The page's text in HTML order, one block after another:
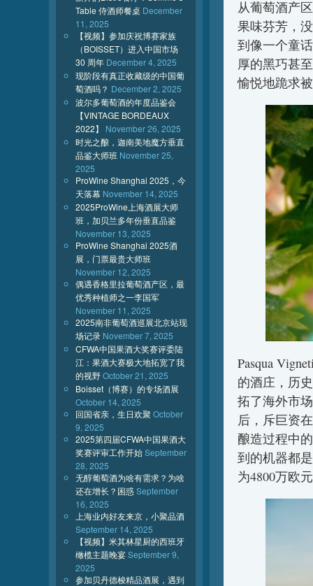
从葡萄酒产
果味芬芳，
到像一个童
厚的黑巧甚
愉悦地跪求
Pasqua
的酒庄，历
拓了海外市
后，斥巨资
酿造过程中
到的机器都
为4800万欧
Table 侍酒师餐桌 December
11, 2025
【视频】参加庆祝博赛家族
（BOISSET）进入中国市场
30 周年 December 4, 2025
现阶段有真正收藏级的中国葡
萄酒吗？ December 2, 2025
波尔多葡萄酒的年度品鉴会
【VINTAGE BORDEAUX
2022】
November 26, 2025
时光之酿，迦南美地魔方垂直
品鉴大师班 November 25,
2025
ProWine Shanghai 2025，今
天落幕 November 14, 2025
2025ProWine上海酒展大师
班，加贝兰多年份垂直品鉴
November 13, 2025
ProWine Shanghai 2025酒
展，门票最贵大师班
November 12, 2025
偶遇香格里拉葡萄酒产区，最
优秀种植师之一李国军
November 11, 2025
2025南非葡萄酒巡展北京站现
场记录 November 7, 2025
CFWA中国果酒大奖赛评委陆
江：果酒大赛极大地拓宽了我
的视野October 21, 2025
Boisset（博赛）的专场酒展
October 14, 2025
回国省亲，生日欢聚 October
9, 2025
2025第四届CFWA中国果酒大
奖赛评审工作开始September
28, 2025
无醇葡萄酒为啥有需求？为啥
还在增长？困惑September
16, 2025
上海业内好友来京，小聚品酒
September 14, 2025
【视频】米其林星厨的西班牙
橄榄主题晚宴September 9,
2025
参加贝丹德梭精品酒展，遇到